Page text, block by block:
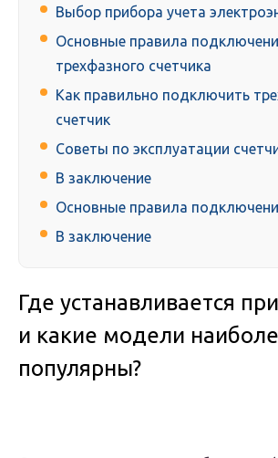
Выбор прибора учета
Основные правила
трехфазного счетчика
Как правильно подключить
счетчик
Советы по эксплуатации
В заключение
Основные правила
В заключение
Где устанавливается
и какие модели
популярны?